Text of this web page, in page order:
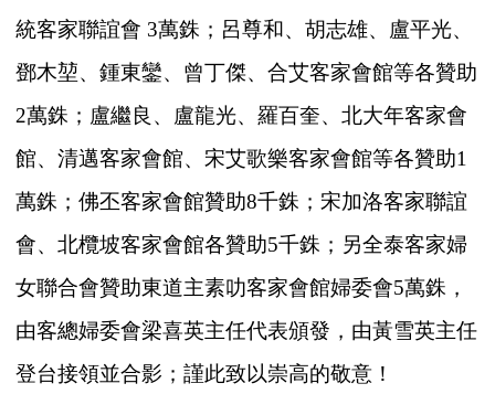
統客家聯誼會 3萬銖；呂尊和、胡志雄、盧平光、
鄧木堃、鍾東鑾、曾丁傑、合艾客家會館等各贊助
2萬銖；盧繼良、盧龍光、羅百奎、北大年客家會
館、清邁客家會館、宋艾歌樂客家會館等各贊助1
萬銖；佛丕客家會館贊助8千銖；宋加洛客家聯誼
會、北欖坡客家會館各贊助5千銖；另全泰客家婦
女聯合會贊助東道主素叻客家會館婦委會5萬銖，
由客總婦委會梁喜英主任代表頒發，由黃雪英主任
登台接領並合影；謹此致以崇高的敬意！